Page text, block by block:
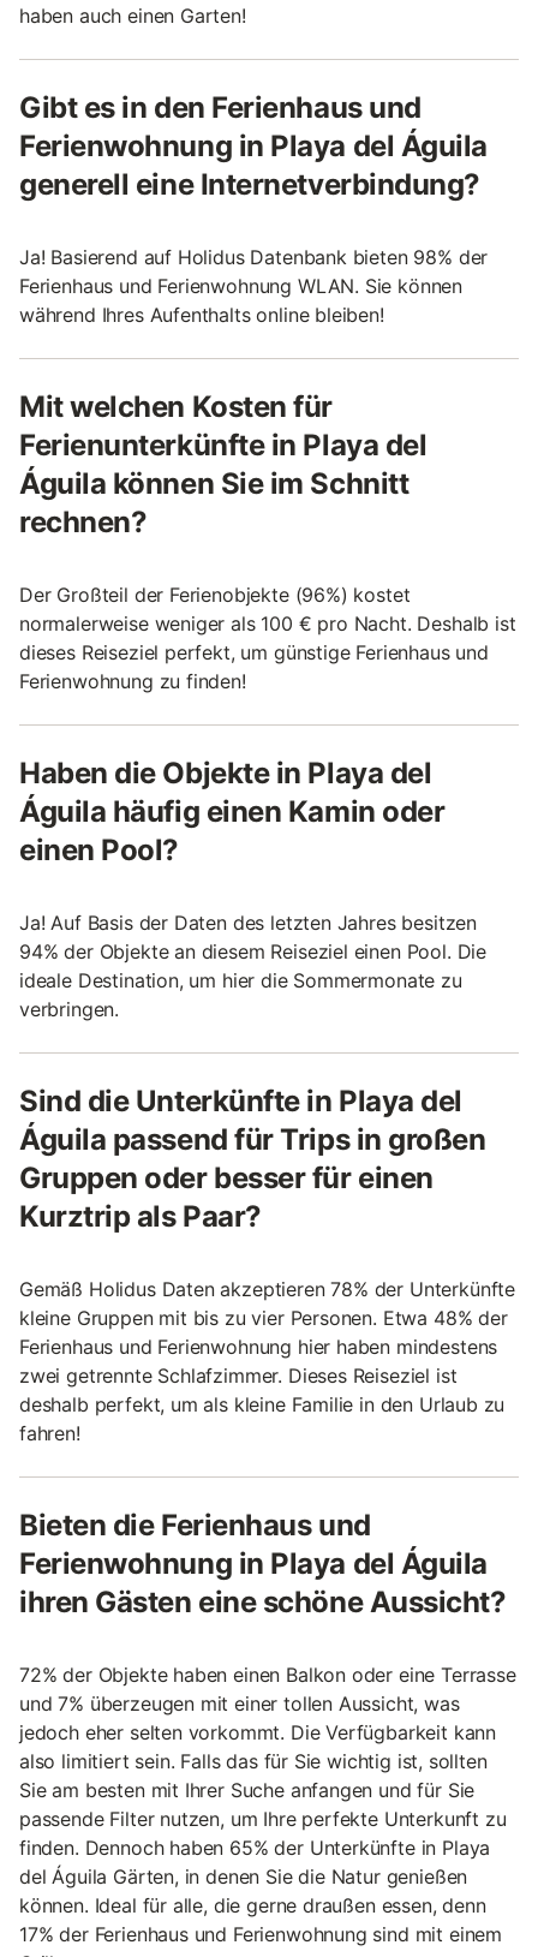
haben auch einen Garten!
Gibt es in den Ferienhaus und
Ferienwohnung in Playa del Águila
generell eine Internetverbindung?
Ja! Basierend auf Holidus Datenbank bieten 98% der
Ferienhaus und Ferienwohnung WLAN. Sie können
während Ihres Aufenthalts online bleiben!
Mit welchen Kosten für
Ferienunterkünfte in Playa del
Águila können Sie im Schnitt
rechnen?
Der Großteil der Ferienobjekte (96%) kostet
normalerweise weniger als 100 € pro Nacht. Deshalb ist
dieses Reiseziel perfekt, um günstige Ferienhaus und
Ferienwohnung zu finden!
Haben die Objekte in Playa del
Águila häufig einen Kamin oder
einen Pool?
Ja! Auf Basis der Daten des letzten Jahres besitzen
94% der Objekte an diesem Reiseziel einen Pool. Die
ideale Destination, um hier die Sommermonate zu
verbringen.
Sind die Unterkünfte in Playa del
Águila passend für Trips in großen
Gruppen oder besser für einen
Kurztrip als Paar?
Gemäß Holidus Daten akzeptieren 78% der Unterkünfte
kleine Gruppen mit bis zu vier Personen. Etwa 48% der
Ferienhaus und Ferienwohnung hier haben mindestens
zwei getrennte Schlafzimmer. Dieses Reiseziel ist
deshalb perfekt, um als kleine Familie in den Urlaub zu
fahren!
Bieten die Ferienhaus und
Ferienwohnung in Playa del Águila
ihren Gästen eine schöne Aussicht?
72% der Objekte haben einen Balkon oder eine Terrasse
und 7% überzeugen mit einer tollen Aussicht, was
jedoch eher selten vorkommt. Die Verfügbarkeit kann
also limitiert sein. Falls das für Sie wichtig ist, sollten
Sie am besten mit Ihrer Suche anfangen und für Sie
passende Filter nutzen, um Ihre perfekte Unterkunft zu
finden. Dennoch haben 65% der Unterkünfte in Playa
del Águila Gärten, in denen Sie die Natur genießen
können. Ideal für alle, die gerne draußen essen, denn
17% der Ferienhaus und Ferienwohnung sind mit einem